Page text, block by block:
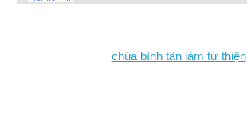
chùa bình tân làm từ thiện